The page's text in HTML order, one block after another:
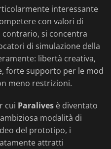
interessante
con valori di
contrario, si concentra
di simulazione della
libertà creativa,
forte supporto per le mod
meno restrizioni.
cui Paralives è diventato
modalità di
del prototipo, i
attratti